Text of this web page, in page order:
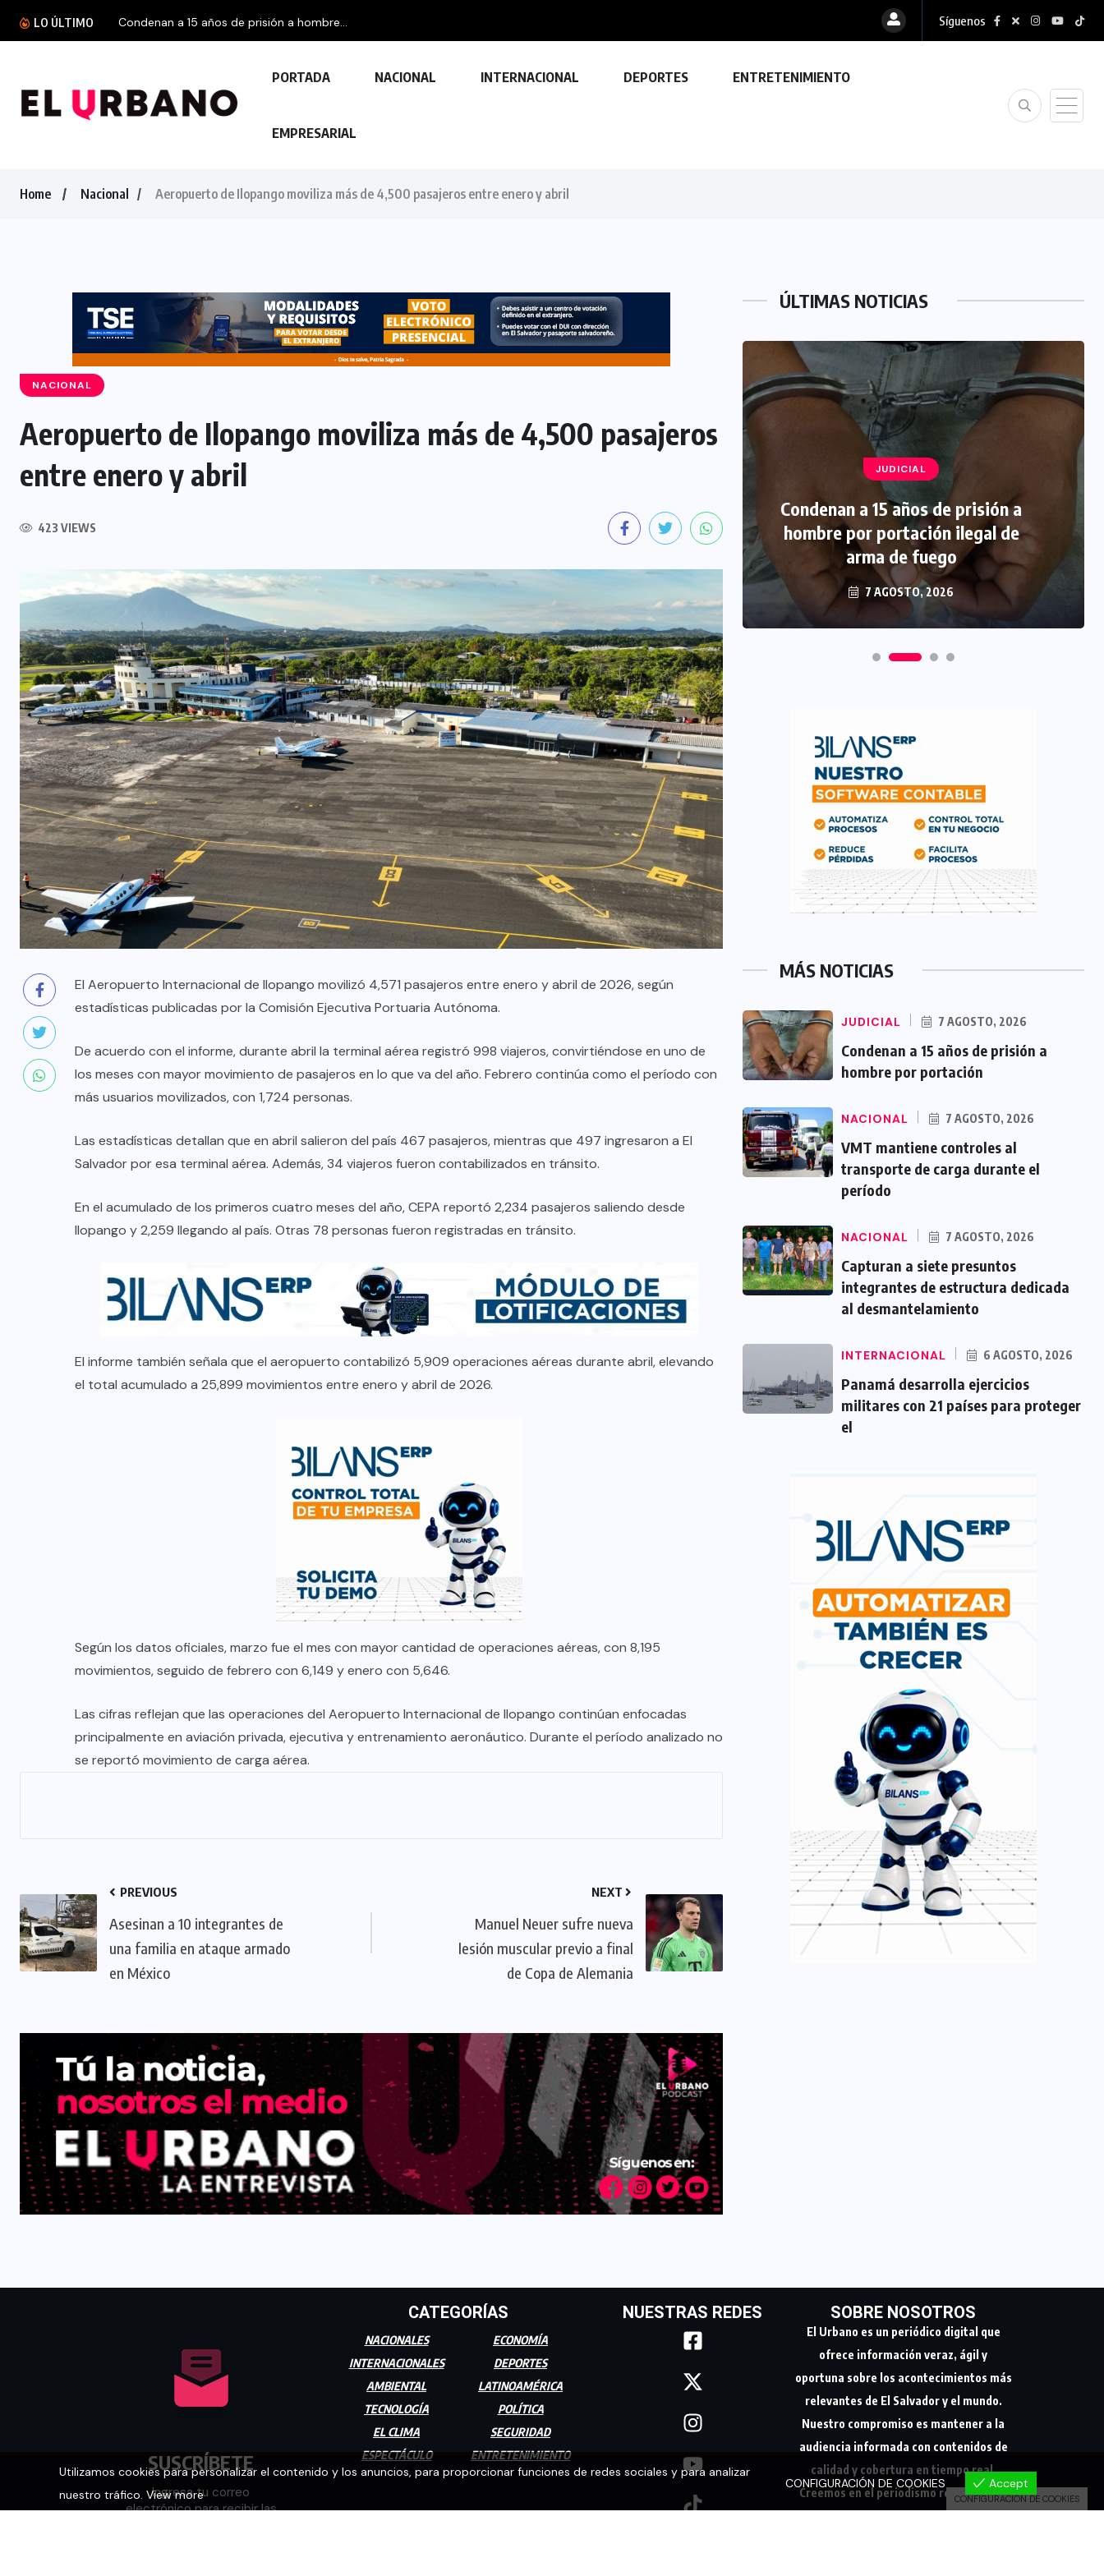
LO ÚLTIMO Condenan a 15 años de prisión a hombre... Síguenos
PORTADA NACIONAL INTERNACIONAL DEPORTES ENTRETENIMIENTO
EMPRESARIAL
Home Nacional Aeropuerto de Ilopango moviliza más de 4,500 pasajeros entre enero y abril
NACIONAL
Aeropuerto de Ilopango moviliza más de 4,500 pasajeros
entre enero y abril
423 VIEWS
El Aeropuerto Internacional de Ilopango movilizó 4,571 pasajeros entre enero y abril de 2026, según
estadísticas publicadas por la Comisión Ejecutiva Portuaria Autónoma.
De acuerdo con el informe, durante abril la terminal aérea registró 998 viajeros, convirtiéndose en uno de
los meses con mayor movimiento de pasajeros en lo que va del año. Febrero continúa como el período con
más usuarios movilizados, con 1,724 personas.
Las estadísticas detallan que en abril salieron del país 467 pasajeros, mientras que 497 ingresaron a El
Salvador por esa terminal aérea. Además, 34 viajeros fueron contabilizados en tránsito.
En el acumulado de los primeros cuatro meses del año, CEPA reportó 2,234 pasajeros saliendo desde
Ilopango y 2,259 llegando al país. Otras 78 personas fueron registradas en tránsito.
El informe también señala que el aeropuerto contabilizó 5,909 operaciones aéreas durante abril, elevando
el total acumulado a 25,899 movimientos entre enero y abril de 2026.
Según los datos oficiales, marzo fue el mes con mayor cantidad de operaciones aéreas, con 8,195
movimientos, seguido de febrero con 6,149 y enero con 5,646.
Las cifras reflejan que las operaciones del Aeropuerto Internacional de Ilopango continúan enfocadas
principalmente en aviación privada, ejecutiva y entrenamiento aeronáutico. Durante el período analizado no
se reportó movimiento de carga aérea.
PREVIOUS
Asesinan a 10 integrantes de
una familia en ataque armado
en México
NEXT
Manuel Neuer sufre nueva
lesión muscular previo a final
de Copa de Alemania
ÚLTIMAS NOTICIAS
NACIONAL
Capturan a siete presuntos
dedicada al desmantelamiento de
7 AGOSTO, 2026
TECNOLOGÍA
23 FEBRERO, 2024
JUDICIAL
Condenan a 15 años de prisión a
hombre por portación ilegal de
arma de fuego
7 AGOSTO, 2026
MÁS NOTICIAS
JUDICIAL 7 AGOSTO, 2026
Condenan a 15 años de prisión a
hombre por portación
NACIONAL 7 AGOSTO, 2026
VMT mantiene controles al
transporte de carga durante el
período
NACIONAL 7 AGOSTO, 2026
Capturan a siete presuntos
integrantes de estructura dedicada
al desmantelamiento
INTERNACIONAL 6 AGOSTO, 2026
Panamá desarrolla ejercicios
militares con 21 países para proteger
el
SUSCRÍBETE
Ingresa tu correo
electrónico para recibir las
CATEGORÍAS
NACIONALES
INTERNACIONALES
AMBIENTAL
TECNOLOGÍA
EL CLIMA
ESPECTÁCULO
ECONOMÍA
DEPORTES
LATINOAMÉRICA
POLÍTICA
SEGURIDAD
ENTRETENIMIENTO
NUESTRAS REDES SOBRE NOSOTROS
El Urbano es un periódico digital que
ofrece información veraz, ágil y
oportuna sobre los acontecimientos más
relevantes de El Salvador y el mundo.
Nuestro compromiso es mantener a la
audiencia informada con contenidos de
calidad y cobertura en tiempo real.
Creemos en el periodismo responsable,
Utilizamos cookies para personalizar el contenido y los anuncios, para proporcionar funciones de redes sociales y para analizar
nuestro tráfico. View more
CONFIGURACIÓN DE COOKIES Accept
CONFIGURACIÓN DE COOKIES